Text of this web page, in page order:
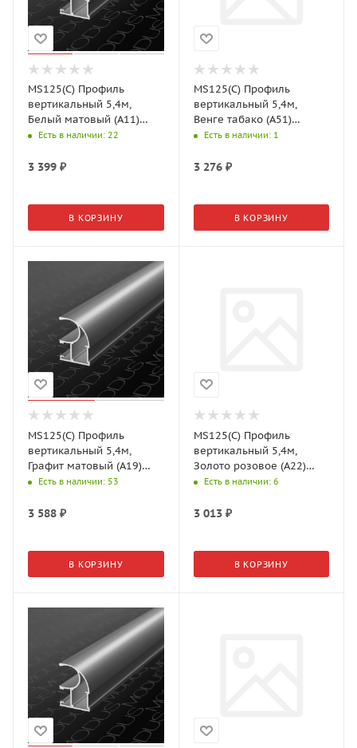
MS125(С) Профиль
вертикальный 5,4м,
Белый матовый (А11)
MODUS
Есть в наличии: 22
3 399 ₽
В КОРЗИНУ
MS125(С) Профиль
вертикальный 5,4м,
Венге табако (А51)
MODUS
Есть в наличии: 1
3 276₽
В КОРЗИНУ
MS125(С) Профиль
вертикальный 5,4м,
Графит матовый (А19)
MODUS
Есть в наличии: 53
3 588 ₽
В КОРЗИНУ
MS125(С) Профиль
вертикальный 5,4м,
Золото розовое (А22)
MODUS
Есть в наличии: 6
3 013₽
В КОРЗИНУ